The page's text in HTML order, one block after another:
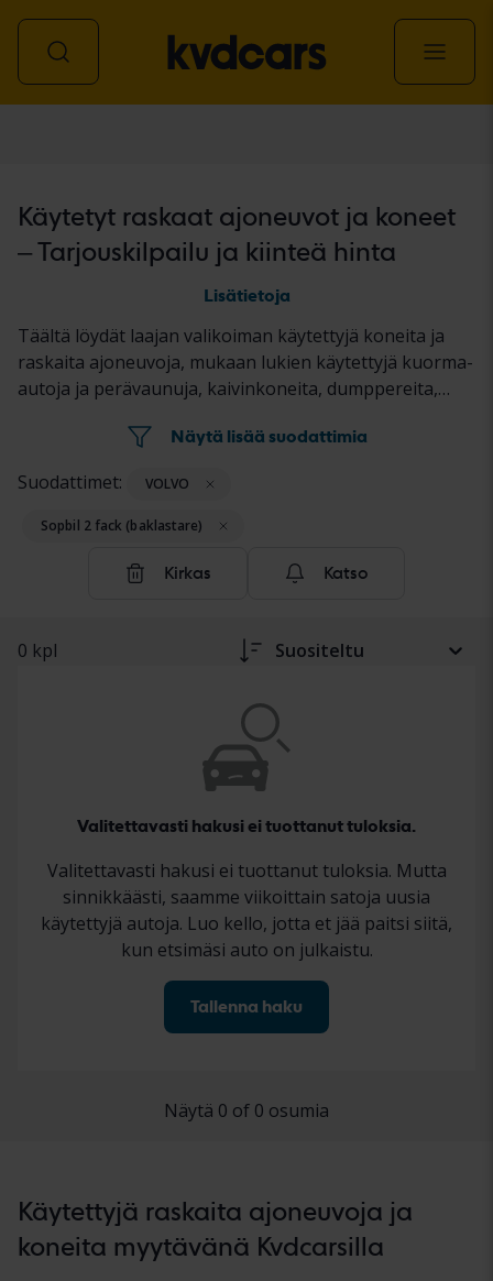
Käytetyt raskaat ajoneuvot ja koneet
– Tarjouskilpailu ja kiinteä hinta
Lisätietoja
Täältä löydät laajan valikoiman käytettyjä koneita ja
raskaita ajoneuvoja, mukaan lukien käytettyjä kuorma-
autoja ja perävaunuja, kaivinkoneita, dumppereita,
ruohonleikkureita sekä tie- ja rakennuskoneita.
Ajoneuvot ja koneet sijaitsevat Kvdcars tiloissa tai
myyjän tiloissa. Niiden kunto näkyy auton kuvauksessa
mikä antaa sinulle selkeän ja luotettavan yleiskuvan
Näytä lisää suodattimia
Suodattimet: VOLVO
Sopbil 2 fack (baklastare)
Kirkas Katso
0 kpl Suositeltu
Valitettavasti hakusi ei tuottanut tuloksia.
Valitettavasti hakusi ei tuottanut tuloksia. Mutta
sinnikkäästi, saamme viikoittain satoja uusia
käytettyjä autoja. Luo kello, jotta et jää paitsi siitä,
kun etsimäsi auto on julkaistu.
Tallenna haku
Näytä 0 of 0 osumia
Käytettyjä raskaita ajoneuvoja ja
koneita myytävänä Kvdcarsilla